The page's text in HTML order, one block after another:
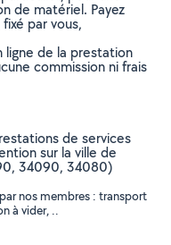
de matériel. Payez
par vous,
ligne de la prestation
commission ni frais
de services
sur la ville de
34090, 34080)
nos membres : transport
à vider, ..